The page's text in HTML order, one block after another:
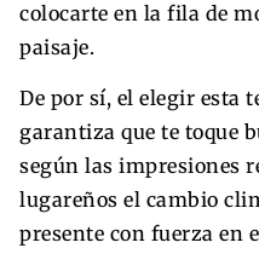
colocarte en la fila de
paisaje.
De por sí, el elegir esta
garantiza que te toque
según las impresiones
lugareños el cambio
presente con fuerza en